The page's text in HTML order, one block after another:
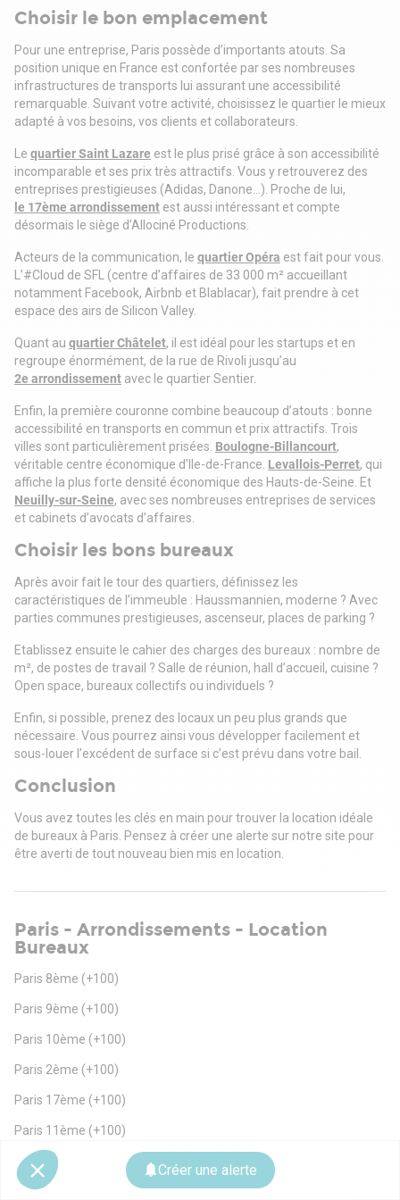
Créer une alerte
. Mobilier design
. Accès avec badges
. Fibre optique
Lot 32 (26 postes) :
Rdc : 56.37 / 8 postes
1er : 50.25 / 18 postes
Lot 36 (50 postes) :
Rdc : 76.89 / 18 postes
1er : 68.86 / 16 postes
2eme : 59.89 / 16 postes
Immeuble indépendant
Surface RDC : 133,26 m²
Situation/Transports :
Ligne N14, Ligne Noctilien N13, Ligne N23), Sentier (Ligne 39),
Poissonnière - Bonne Nouvelle (Ligne 32)
Métro Bonne Nouvelle (Ligne 8, Ligne 9), Sentier (Ligne 3),
Réaumur-Sébastopol (Ligne 4)
Transilien Châtelet les Halles (Ligne RER A, Ligne RER B,
Ligne RER D)
Immeuble 32 Caire : 107 m2 - 1 000 000 euros
Charges annuelles : 8 971,99 euros
Taxe foncière : 7 243,00 euros
Choisir le bon emplacement
Pour une entreprise, Paris possède d’importants atouts. Sa
position unique en France est confortée par ses nombreuses
infrastructures de transports lui assurant une accessibilité
remarquable. Suivant votre activité, choisissez le quartier le mieux
adapté à vos besoins, vos clients et collaborateurs.
Le quartier Saint Lazare est le plus prisé grâce à son accessibilité
incomparable et ses prix très attractifs. Vous y retrouverez des
entreprises prestigieuses (Adidas, Danone…). Proche de lui,
le 17ème arrondissement est aussi intéressant et compte
désormais le siège d’Allociné Productions.
Acteurs de la communication, le quartier Opéra est fait pour vous.
L’#Cloud de SFL (centre d’affaires de 33 000 m² accueillant
notamment Facebook, Airbnb et Blablacar), fait prendre à cet
espace des airs de Silicon Valley.
Quant au quartier Châtelet, il est idéal pour les startups et en
regroupe énormément, de la rue de Rivoli jusqu’au
2e arrondissement avec le quartier Sentier.
Enfin, la première couronne combine beaucoup d’atouts : bonne
accessibilité en transports en commun et prix attractifs. Trois
villes sont particulièrement prisées. Boulogne-Billancourt,
véritable centre économique d’Ile-de-France. Levallois-Perret, qui
affiche la plus forte densité économique des Hauts-de-Seine. Et
Neuilly-sur-Seine, avec ses nombreuses entreprises de services
et cabinets d’avocats d’affaires.
Choisir les bons bureaux
Après avoir fait le tour des quartiers, définissez les
caractéristiques de l’immeuble : Haussmannien, moderne ? Avec
parties communes prestigieuses, ascenseur, places de parking ?
Etablissez ensuite le cahier des charges des bureaux : nombre de
m², de postes de travail ? Salle de réunion, hall d’accueil, cuisine ?
Open space, bureaux collectifs ou individuels ?
Enfin, si possible, prenez des locaux un peu plus grands que
nécessaire. Vous pourrez ainsi vous développer facilement et
sous-louer l’excédent de surface si c’est prévu dans votre bail.
Conclusion
Vous avez toutes les clés en main pour trouver la location idéale
de bureaux à Paris. Pensez à créer une alerte sur notre site pour
être averti de tout nouveau bien mis en location.
Paris - Arrondissements - Location
Bureaux
Paris 8ème (+100)
Paris 9ème (+100)
Paris 10ème (+100)
Paris 2ème (+100)
Paris 17ème (+100)
Paris 11ème (+100)
Paris 16ème
Paris 15ème